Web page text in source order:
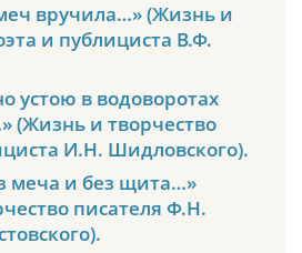
вручила…» (Жизнь и
и публициста В.Ф.
устою в водоворотах
(Жизнь и творчество
И.Н. Шидловского).
меча и без щита…»
писателя Ф.Н.